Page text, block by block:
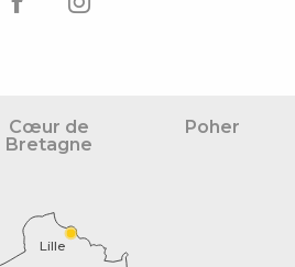
Cœur de
Bretagne
Poher
Lille